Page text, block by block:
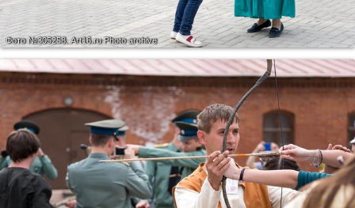
Фото №305258.Art16.ru Photo archive